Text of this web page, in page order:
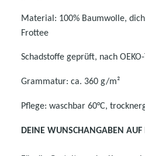
Material: 100% Baumwolle,
Frottee
Schadstoffe geprüft, nach
Grammatur: ca. 360 g/m²
Pflege: waschbar 60°C,
DEINE WUNSCHANGABEN